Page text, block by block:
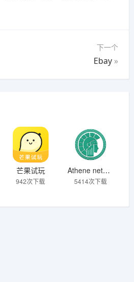
下一个
Ebay»
芒果试玩
942次下载
Athene network
5414次下载